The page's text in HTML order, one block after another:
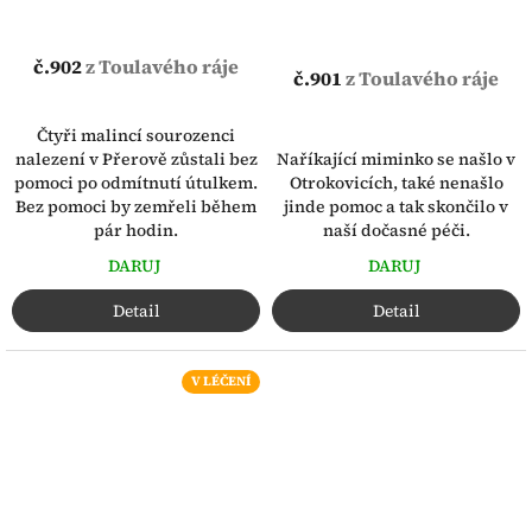
č.902z Toulavého ráje
Čtyři malincí sourozenci
nalezení v Přerově zůstali bez
pomoci po odmítnutí útulkem.
Bez pomoci by zemřeli během
pár hodin.
DARUJ
Detail
č.901z Toulavého ráje
Naříkající miminko se našlo v
Otrokovicích, také nenašlo
jinde pomoc a tak skončilo v
naší dočasné péči.
DARUJ
Detail
V LÉČENÍ